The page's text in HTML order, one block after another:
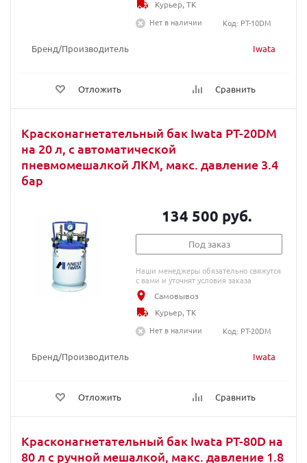
Бренд/Производитель Iwata
Отложить Сравнить
Курьер, ТК
Нет в наличии
Код: PT-10DM
Красконагнетательный бак Iwata PT-20DM
на 20 л, с автоматической
пневмомешалкой ЛКМ, макс. давление 3.4
бар
Бренд/Производитель Iwata
Отложить Сравнить
134 500 руб.
Под заказ
Наши менеджеры обязательно свяжутся
с вами и уточнят условия заказа
Самовывоз
Курьер, ТК
Нет в наличии
Код: PT-20DM
Красконагнетательный бак Iwata PT-80D на
80 л с ручной мешалкой, макс. давление 1.8